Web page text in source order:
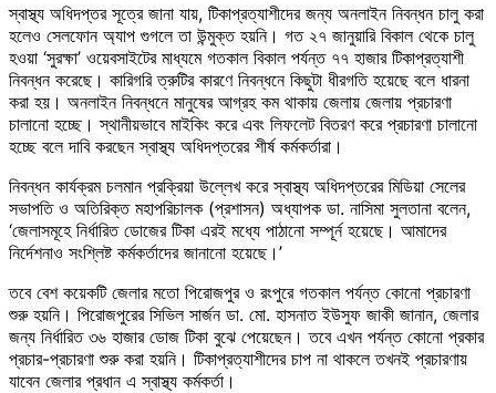
স্বাস্থ্য অধিদপ্তর সূত্রে জানা যায়, টিকাপ্রত্যাশীদের জন্য অনলাইন নিবন্ধন চালু করা
হলেও সেলফোন অ্যাপ গুগলে তা উন্মুক্ত হয়নি। গত ২৭ জানুয়ারি বিকাল থেকে চালু
হওয়া ‘সুরক্ষা’ ওয়েবসাইটের মাধ্যমে গতকাল বিকাল পর্যন্ত ৭৭ হাজার টিকাপ্রত্যাশী
নিবন্ধন করেছে। কারিগরি ত্রুটির কারণে নিবন্ধনে কিছুটা ধীরগতি হয়েছে বলে ধারনা
করা হয়। অনলাইন নিবন্ধনে মানুষের আগ্রহ কম থাকায় জেলায় জেলায় প্রচারণা
চালানো হচ্ছে। স্থানীয়ভাবে মাইকিং করে এবং লিফলেট বিতরণ করে প্রচারণা চালানো
হচ্ছে বলে দাবি করছেন স্বাস্থ্য অধিদপ্তরের শীর্ষ কর্মকর্তারা।
নিবন্ধন কার্যক্রম চলমান প্রক্রিয়া উল্লেখ করে স্বাস্থ্য অধিদপ্তরের মিডিয়া সেলের
সভাপতি ও অতিরিক্ত মহাপরিচালক (প্রশাসন) অধ্যাপক ডা. নাসিমা সুলতানা বলেন,
‘জেলাসমূহে নির্ধারিত ডোজের টিকা এরই মধ্যে পাঠানো সম্পূর্ন হয়েছে। আমাদের
নির্দেশনাও সংশ্লিষ্ট কর্মকর্তাদের জানানো হয়েছে।’
তবে বেশ কয়েকটি জেলার মতো পিরোজপুর ও রংপুরে গতকাল পর্যন্ত কোনো প্রচারণা
শুরু হয়নি। পিরোজপুরের সিভিল সার্জন ডা. মো. হাসনাত ইউসুফ জাকী জানান, জেলার
জন্য নির্ধারিত ৩৬ হাজার ডোজ টিকা বুঝে পেয়েছেন। তবে এখন পর্যন্ত কোনো প্রকার
প্রচার-প্রচারণা শুরু করা হয়নি। টিকাপ্রত্যাশীদের চাপ না থাকলে তখনই প্রচারণায়
যাবেন জেলার প্রধান এ স্বাস্থ্য কর্মকর্তা।